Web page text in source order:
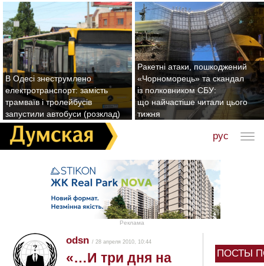
В Одесі знеструмлено
електротранспорт: замість
трамваїв і тролейбусів
запустили автобуси (розклад)
Ракетні атаки, пошкоджений
«Чорноморець» та скандал
із полковником СБУ:
що найчастіше читали цього
тижня
рус
Реклама
odsn / 28 апреля 2010, 10:44
«…И три дня на
ПОСТЫ